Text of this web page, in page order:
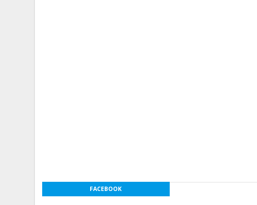
FACEBOOK